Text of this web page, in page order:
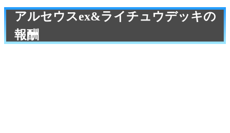
アルセウスex&ライチュウデッキの
報酬